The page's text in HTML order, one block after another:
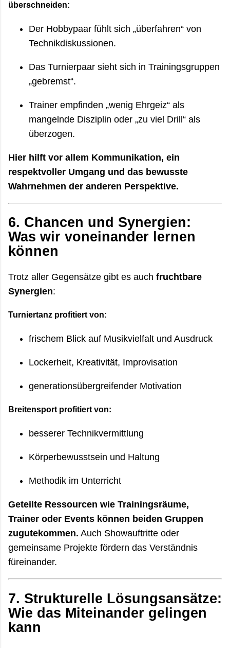
überschneiden:
Der Hobbypaar fühlt sich „überfahren“ von
Technikdiskussionen.
Das Turnierpaar sieht sich in Trainingsgruppen
„gebremst“.
Trainer empfinden „wenig Ehrgeiz“ als
mangelnde Disziplin oder „zu viel Drill“ als
überzogen.
Hier hilft vor allem Kommunikation, ein
respektvoller Umgang und das bewusste
Wahrnehmen der anderen Perspektive.
6. Chancen und Synergien:
Was wir voneinander lernen
können
Trotz aller Gegensätze gibt es auch fruchtbare
Synergien:
Turniertanz profitiert von:
frischem Blick auf Musikvielfalt und Ausdruck
Lockerheit, Kreativität, Improvisation
generationsübergreifender Motivation
Breitensport profitiert von:
besserer Technikvermittlung
Körperbewusstsein und Haltung
Methodik im Unterricht
Geteilte Ressourcen wie Trainingsräume,
Trainer oder Events können beiden Gruppen
zugutekommen. Auch Showauftritte oder
gemeinsame Projekte fördern das Verständnis
füreinander.
7. Strukturelle Lösungsansätze:
Wie das Miteinander gelingen
kann